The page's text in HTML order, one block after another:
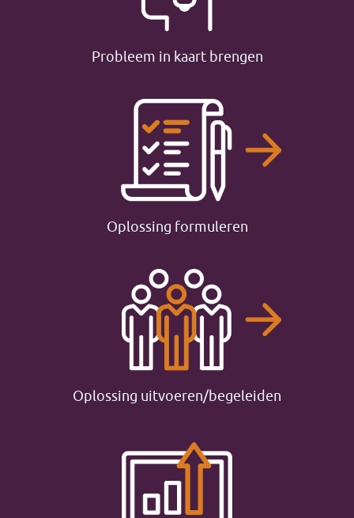
Probleem in kaart brengen
Oplossing formuleren
Oplossing uitvoeren/begeleiden